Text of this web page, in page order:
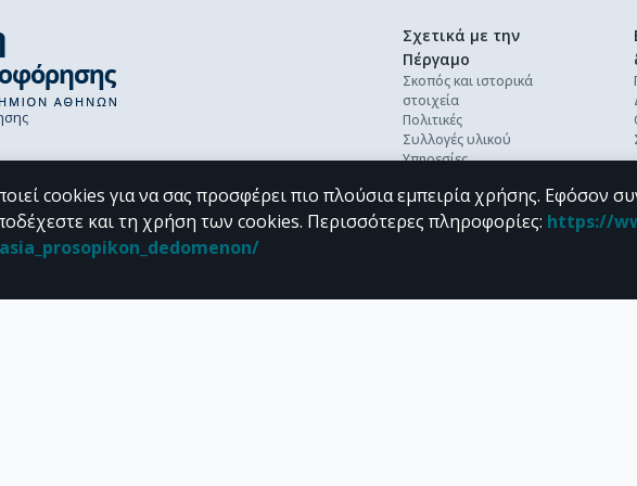
Σχετικά με την
Πέργαμο
Σκοπός και ιστορικά
στοιχεία
Πολιτικές
Συλλογές υλικού
Υπηρεσίες
Ανοικτή επιστήμη
Διεθνή πρότυπα &
διαλειτουργικότητα
Επικοινωνία
cookies για να σας προσφέρει πιο πλούσια εμπειρία χρήσης. Εφόσον
και τη χρήση των cookies. Περισσότερες πληροφορίες: https://